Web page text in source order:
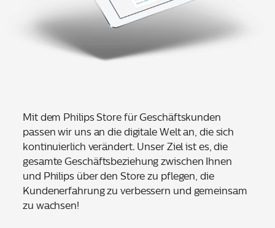
Mit dem Philips Store für Geschäftskunden
passen wir uns an die digitale Welt an, die sich
kontinuierlich verändert. Unser Ziel ist es, die
gesamte Geschäftsbeziehung zwischen Ihnen
und Philips über den Store zu pflegen, die
Kundenerfahrung zu verbessern und gemeinsam
zu wachsen!